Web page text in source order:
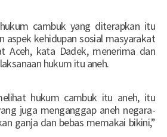
cambuk yang diterapkan itu
aspek kehidupan sosial masyarakat
Aceh, kata Dadek, menerima dan
hukum itu aneh.
hukum cambuk itu aneh, itu
juga menganggap aneh negara-
ganja dan bebas memakai bikini,”